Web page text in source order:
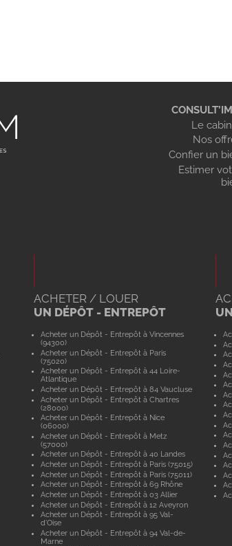
Le
Nos
Confier un
Estimer
ACHETER / LOUER
UN DÉPÔT - ENTREPÔT
Acheter un Dépôt - Entrepôt à Vincennes
(94300)
Acheter un Dépôt - Entrepôt à Paris
(75020)
Acheter un Dépôt - Entrepôt à 44 Loire-
Atlantique
Acheter un Dépôt - Entrepôt à 84 Vaucluse
Acheter un Dépôt - Entrepôt à Chartres
(28000)
Acheter un Dépôt - Entrepôt à Nice
(06000)
Acheter un Dépôt - Entrepôt à Metz
(57000)
Acheter un Dépôt - Entrepôt à 40 Landes
Acheter un Dépôt - Entrepôt à Paris (75015)
Acheter un Dépôt - Entrepôt à Paris (75011)
Acheter un Dépôt - Entrepôt à 69 Rhône
Acheter un Dépôt - Entrepôt à 03 Allier
Acheter un Dépôt - Entrepôt à 12 Aveyron
Acheter un Dépôt - Entrepôt à 95 Val-
d'Oise
Acheter un Dépôt - Entrepôt à 94 Val-de-
Marne